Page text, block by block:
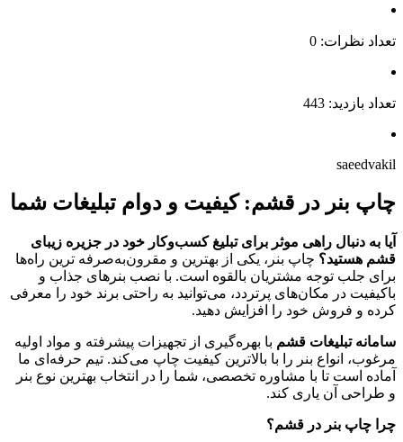
تعداد نظرات: 0
تعداد بازدید: 443
saeedvakil
چاپ بنر در قشم: کیفیت و دوام تبلیغات شما
آیا به دنبال راهی موثر برای تبلیغ کسب‌وکار خود در جزیره زیبای
قشم هستید؟ چاپ بنر، یکی از بهترین و مقرون‌به‌صرفه ترین راه‌ها
برای جلب توجه مشتریان بالقوه است. با نصب بنرهای جذاب و
باکیفیت در مکان‌های پرتردد، می‌توانید به راحتی برند خود را معرفی
کرده و فروش خود را افزایش دهید.
سامانه تبلیغات قشم با بهره‌گیری از تجهیزات پیشرفته و مواد اولیه
مرغوب، انواع بنر را با بالاترین کیفیت چاپ می‌کند. تیم حرفه‌ای ما
آماده است تا با مشاوره تخصصی، شما را در انتخاب بهترین نوع بنر
و طراحی آن یاری کند.
چرا چاپ بنر در قشم؟